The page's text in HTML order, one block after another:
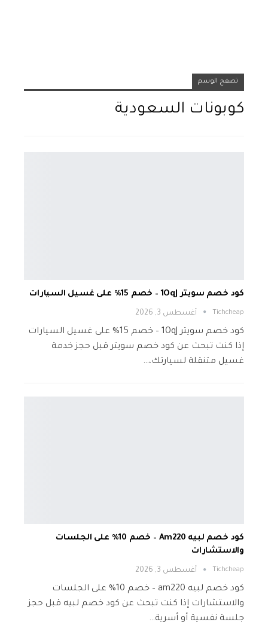
تصفح الوسم
كوبونات السعودية
كود خصم سويتر 1OqJ – خصم 15% على غسيل السيارات
Tichcheap أغسطس 3, 2026
كود خصم سويتر 1OqJ – خصم 15% على غسيل السيارات
إذا كنت تبحث عن كود خصم سويتر قبل حجز خدمة
غسيل متنقلة لسيارتك،…
كود خصم لبيه Am220 – خصم 10% على الجلسات
والاستشارات
Tichcheap أغسطس 3, 2026
كود خصم لبيه am220 – خصم 10% على الجلسات
والاستشارات إذا كنت تبحث عن كود خصم لبيه قبل حجز
جلسة نفسية أو أسرية…